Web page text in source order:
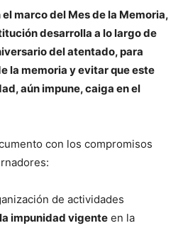
marco del Mes de la Memoria,
desarrolla a lo largo de
del atentado, para
la memoria y evitar que este
aún impune, caiga en el
con los compromisos
de actividades
impunidad vigente en la